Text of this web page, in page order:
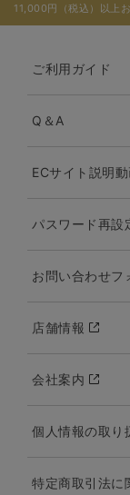
11,000円（税込）以上
ご利用ガイド
Q＆A
ECサイト説明動
パスワード再設
お問い合わせフ
店舗情報
会社案内
個人情報の取り
特定商取引法に